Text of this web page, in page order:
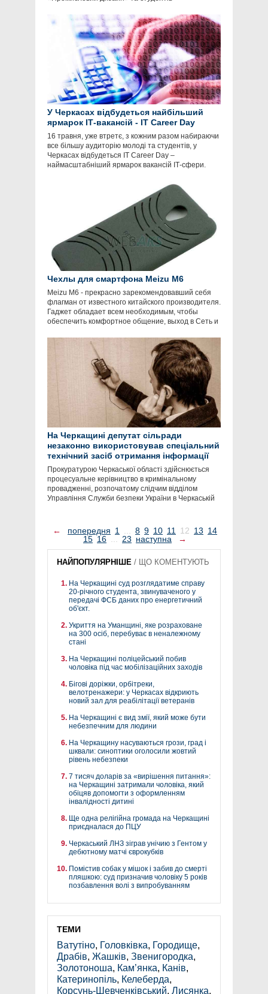
У Черкасах відбудеться найбільший
ярмарок ІТ-вакансій - IT Career Day
16 травня, уже втретє, з кожним разом набираючи
все більшу аудиторію молоді та студентів, у
Черкасах відбудеться ІТ Career Day –
наймасштабніший ярмарок вакансій ІТ-сфери.
Чехлы для смартфона Meizu M6
Meizu M6 - прекрасно зарекомендовавший себя
флагман от известного китайского производителя.
Гаджет обладает всем необходимым, чтобы
обеспечить комфортное общение, выход в Сеть и
На Черкащині депутат сільради
незаконно використовував спеціальний
технічний засіб отримання інформації
Прокуратурою Черкаської області здійснюється
процесуальне керівництво в кримінальному
провадженні, розпочатому слідчим відділом
Управління Служби безпеки України в Черкаській
← попередня 1 ... 8 9 10 11 12 13 14
15 16 ... 23 наступна →
НАЙПОПУЛЯРНІШЕ / ЩО КОМЕНТУЮТЬ
На Черкащині суд розглядатиме справу
20-річного студента, звинуваченого у
передачі ФСБ даних про енергетичний
об'єкт.
Укриття на Уманщині, яке розраховане
на 300 осіб, перебуває в неналежному
стані
На Черкащині поліцейський побив
чоловіка під час мобілізаційних заходів
Бігові доріжки, орбітреки,
велотренажери: у Черкасах відкриють
новий зал для реабілітації ветеранів
На Черкащині є вид змії, який може бути
небезпечним для людини
На Черкащину насуваються грози, град і
шквали: синоптики оголосили жовтий
рівень небезпеки
7 тисяч доларів за «вирішення питання»:
на Черкащині затримали чоловіка, який
обіцяв допомогти з оформленням
інвалідності дитині
Ще одна релігійна громада на Черкащині
приєдналася до ПЦУ
Черкаський ЛНЗ зіграв унічию з Гентом у
дебютному матчі єврокубків
Помістив собак у мішок і забив до смерті
пляшкою: суд призначив чоловіку 5 років
позбавлення волі з випробуванням
ТЕМИ
Ватутіно, Головківка, Городище,
Драбів, Жашків, Звенигородка,
Золотоноша, Кам’янка, Канів,
Катеринопіль, Келеберда,
Корсунь-Шевченківський, Лисянка,